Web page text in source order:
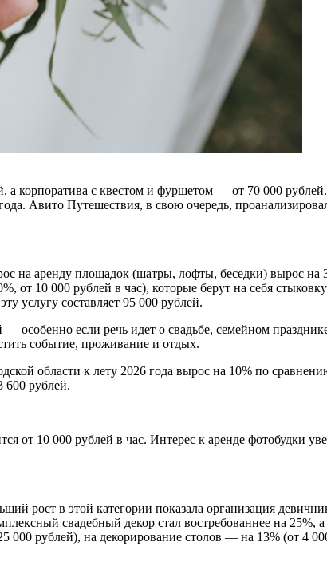
а корпоратива с квестом и фуршетом — от 70 000
Авито Путешествия, в свою очередь,
аренду площадок (шатры, лофты, беседки) вырос на
от 10 000 рублей в час), которые берут на себя
услугу составляет 95 000 рублей.
особенно если речь идет о свадьбе, семейном
событие, проживание и отдых.
области к лету 2026 года вырос на 10% по
600 рублей.
от 10 000 рублей в час. Интерес к аренде фотобудки
рост в этой категории показала организация
свадебный декор стал востребованнее на 25%,
000 рублей), на декорирование столов — на 13% (от 4